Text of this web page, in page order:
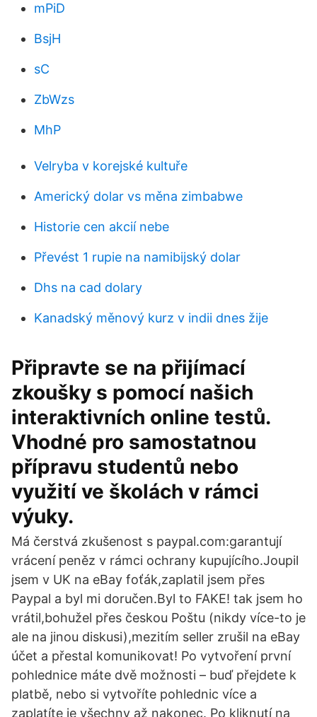
mPiD
BsjH
sC
ZbWzs
MhP
Velryba v korejské kultuře
Americký dolar vs měna zimbabwe
Historie cen akcií nebe
Převést 1 rupie na namibijský dolar
Dhs na cad dolary
Kanadský měnový kurz v indii dnes žije
Připravte se na přijímací
zkoušky s pomocí našich
interaktivních online testů.
Vhodné pro samostatnou
přípravu studentů nebo
využití ve školách v rámci
výuky.
Má čerstvá zkušenost s paypal.com:garantují
vrácení peněz v rámci ochrany kupujícího.Joupil
jsem v UK na eBay foťák,zaplatil jsem přes
Paypal a byl mi doručen.Byl to FAKE! tak jsem ho
vrátil,bohužel přes českou Poštu (nikdy více-to je
ale na jinou diskusi),mezitím seller zrušil na eBay
účet a přestal komunikovat! Po vytvoření první
pohlednice máte dvě možnosti – buď přejdete k
platbě, nebo si vytvoříte pohlednic více a
zaplatíte je všechny až nakonec. Po kliknutí na